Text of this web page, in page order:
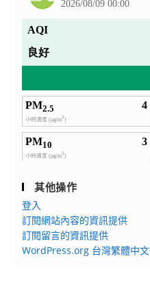
其他操作
登入
訂閱網站內容的資訊提供
訂閱留言的資訊提供
WordPress.org 台灣繁體中文